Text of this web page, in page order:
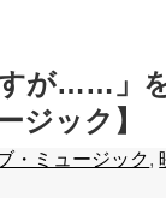
すが……」
ジック】
・ミュージック,